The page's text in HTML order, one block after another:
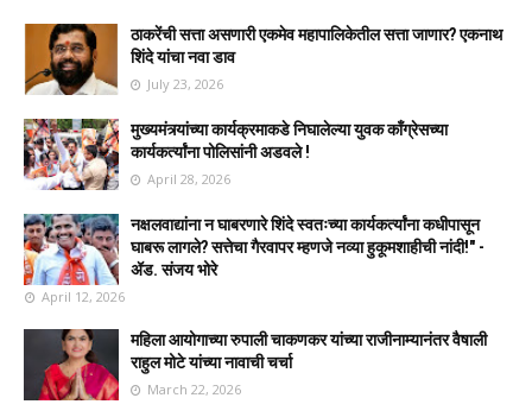
ठाकरेंची सत्ता असणारी एकमेव महापालिकेतील सत्ता जाणार? एकनाथ
शिंदे यांचा नवा डाव
July 23, 2026
मुख्यमंत्र्यांच्या कार्यक्रमाकडे निघालेल्या युवक काँग्रेसच्या
कार्यकर्त्यांना पोलिसांनी अडवले !
April 28, 2026
नक्षलवाद्यांना न घाबरणारे शिंदे स्वतःच्या कार्यकर्त्यांना कधीपासून
घाबरू लागले? सत्तेचा गैरवापर म्हणजे नव्या हुकूमशाहीची नांदी!" -
ॲड. संजय भोरे
April 12, 2026
महिला आयोगाच्या रुपाली चाकणकर यांच्या राजीनाम्यानंतर वैषाली
राहुल मोटे यांच्या नावाची चर्चा
March 22, 2026